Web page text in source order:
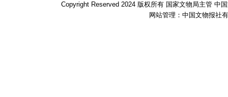
Copyright Reserved 2024 版权所有 国家文物局主管
网站管理：中国文物报社